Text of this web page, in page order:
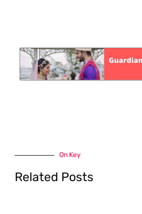
On Key
Related Posts